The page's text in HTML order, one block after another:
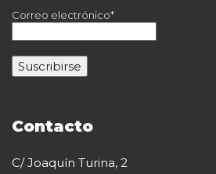
Correo electrónico*
Contacto
C/ Joaquín Turina, 2